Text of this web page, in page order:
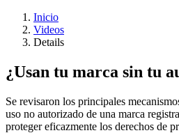
Inicio
Videos
Details
¿Usan tu marca sin tu
Se revisaron los principales
uso no autorizado de una marca
proteger eficazmente los derechos de